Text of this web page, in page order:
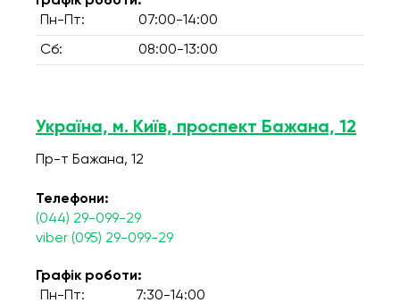
Пн-Пт:
07:00-14:00
Сб: 08:00-13:00
Україна, м. Київ, проспект Бажана, 12
Пр-т Бажана, 12
Телефони:
(044) 29-099-29
viber (095) 29-099-29
Графік роботи:
Пн-Пт:
7:30-14:00